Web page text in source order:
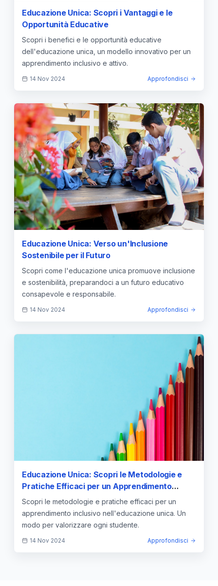
Educazione Unica: Scopri i Vantaggi e le
Opportunità Educative
Scopri i benefici e le opportunità educative
dell'educazione unica, un modello innovativo per un
apprendimento inclusivo e attivo.
14 Nov 2024 Approfondisci
Educazione Unica: Verso un'Inclusione
Sostenibile per il Futuro
Scopri come l'educazione unica promuove inclusione
e sostenibilità, preparandoci a un futuro educativo
consapevole e responsabile.
14 Nov 2024 Approfondisci
Educazione Unica: Scopri le Metodologie e
Pratiche Efficaci per un Apprendimento
Inclusivo
Scopri le metodologie e pratiche efficaci per un
apprendimento inclusivo nell'educazione unica. Un
modo per valorizzare ogni studente.
14 Nov 2024 Approfondisci